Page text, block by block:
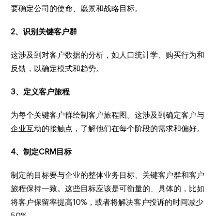
要确定公司的使命、愿景和战略目标。
2、识别关键客户群
这涉及到对客户数据的分析，如人口统计学、购买行为和
反馈，以确定模式和趋势。
3、定义客户旅程
为每个关键客户群绘制客户旅程图。这涉及到确定客户与
企业互动的接触点，了解他们在每个阶段的需求和偏好。
4、制定CRM目标
制定的目标要与企业的整体业务目标、关键客户群和客户
旅程保持一致。这些目标应该是可衡量的、具体的，比如
将客户保留率提高10%，或者将解决客户投诉的时间减少